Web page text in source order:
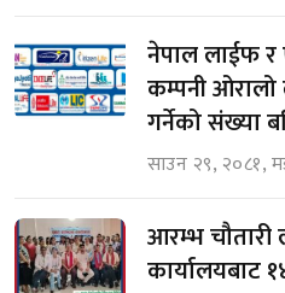
नेपाल लाईफ
कम्पनी ओरालो
गर्नेको संख्या
साउन २९, २०८१,
आरम्भ चौतारी
कार्यालयबाट